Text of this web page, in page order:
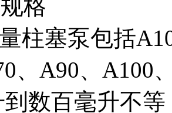
格
柱塞泵包括
、A90、A100
到数百毫升不